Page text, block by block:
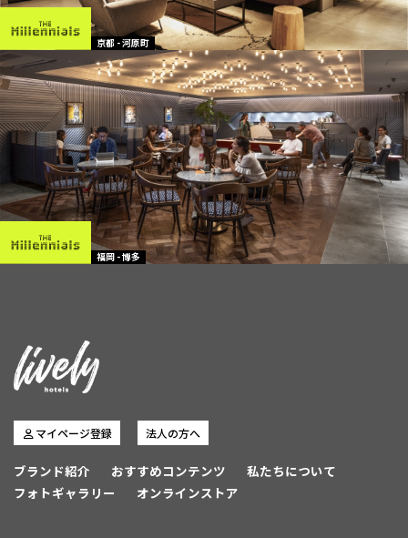
京都 - 河原町
福岡 - 博多
マイページ登録 法人の方へ
ブランド紹介 おすすめコンテンツ
私たちについて
フォトギャラリー
オンラインストア